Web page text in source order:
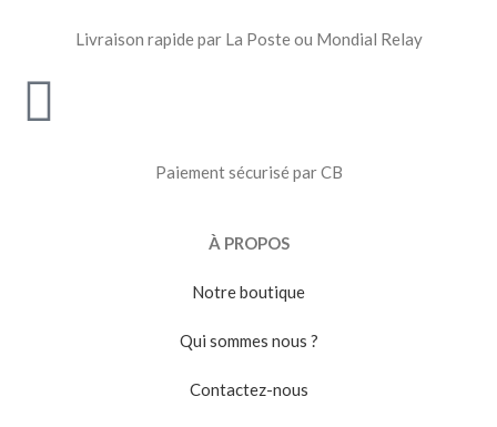
Livraison rapide par La Poste ou Mondial Relay
Paiement sécurisé par CB
À PROPOS
Notre boutique
Qui sommes nous ?
Contactez-nous